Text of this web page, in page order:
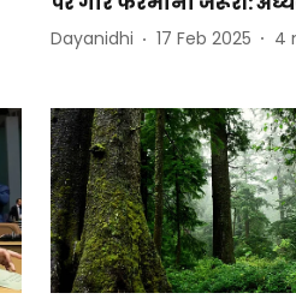
Dayanidhi 17 Feb 2025 4